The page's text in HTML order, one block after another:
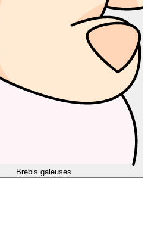
Brebis galeuses